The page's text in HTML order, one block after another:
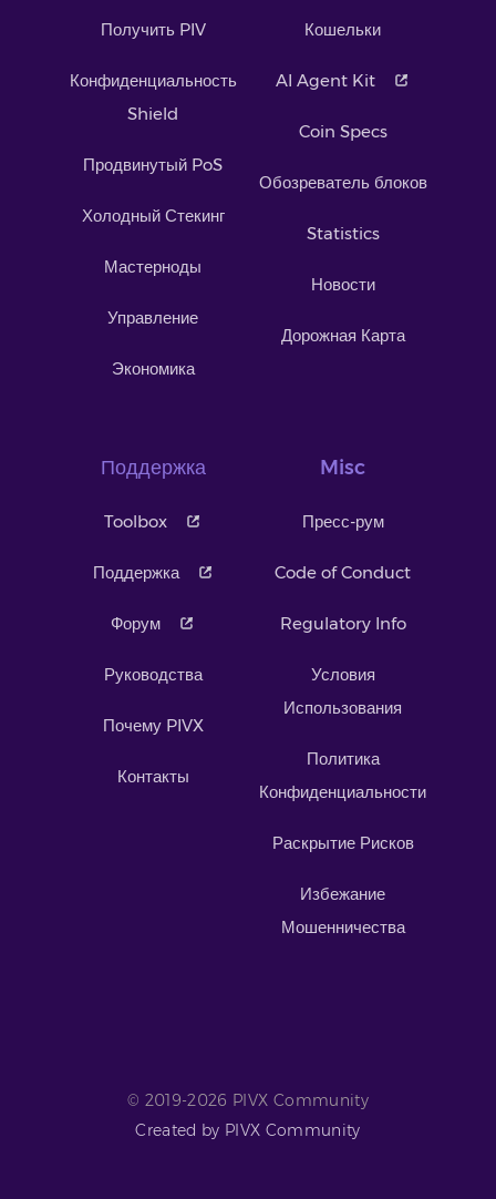
Получить PIV
Конфиденциальность
Shield
Продвинутый PoS
Холодный Стекинг
Мастерноды
Управление
Экономика
Кошельки
AI Agent Kit
Coin Specs
Обозреватель блоков
Statistics
Новости
Дорожная Карта
Поддержка
Toolbox
Поддержка
Форум
Руководства
Почему PIVX
Контакты
Misc
Пресс-рум
Code of Conduct
Regulatory Info
Условия
Использования
Политика
Конфиденциальности
Раскрытие Рисков
Избежание
Мошенничества
© 2019-2026 PIVX Community
Created by PIVX Community